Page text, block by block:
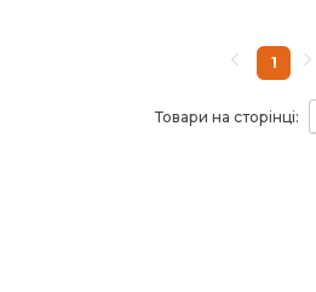
Товари на сторінці:
1